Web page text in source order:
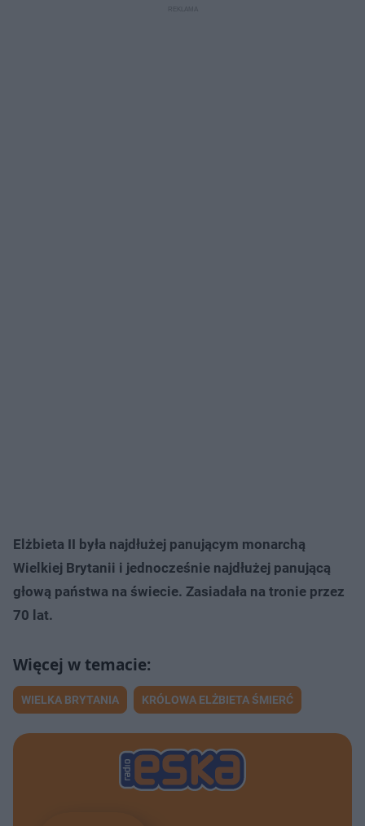
Elżbieta II była najdłużej panującym monarchą
Wielkiej Brytanii i jednocześnie najdłużej panującą
głową państwa na świecie. Zasiadała na tronie przez
70 lat.
WIELKA BRYTANIA KRÓLOWA ELŻBIETA ŚMIERĆ